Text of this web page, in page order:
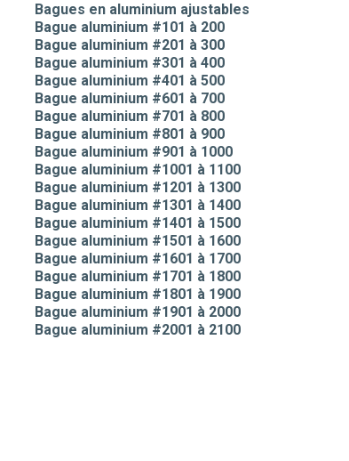
Bagues en aluminium ajustables
Bague aluminium #101 à 200
Bague aluminium #201 à 300
Bague aluminium #301 à 400
Bague aluminium #401 à 500
Bague aluminium #601 à 700
Bague aluminium #701 à 800
Bague aluminium #801 à 900
Bague aluminium #901 à 1000
Bague aluminium #1001 à 1100
Bague aluminium #1201 à 1300
Bague aluminium #1301 à 1400
Bague aluminium #1401 à 1500
Bague aluminium #1501 à 1600
Bague aluminium #1601 à 1700
Bague aluminium #1701 à 1800
Bague aluminium #1801 à 1900
Bague aluminium #1901 à 2000
Bague aluminium #2001 à 2100